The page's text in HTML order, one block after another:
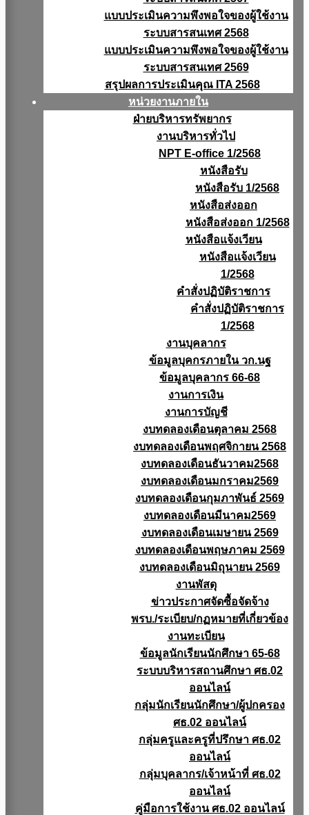
แบบประเมินความพึงพอใจของผู้ใช้งาน
ระบบสารสนเทศ 2568
แบบประเมินความพึงพอใจของผู้ใช้งาน
ระบบสารสนเทศ 2569
สรุปผลการประเมินคุณ ITA 2568
หน่วยงานภายใน
ฝ่ายบริหารทรัพยากร
งานบริหารทั่วไป
NPT E-office 1/2568
หนังสือรับ
หนังสือรับ 1/2568
หนังสือส่งออก
หนังสือส่งออก 1/2568
หนังสือแจ้งเวียน
หนังสือเเจ้งเวียน
1/2568
คำสั่งปฏิบัติราชการ
คำสั่งปฏิบัติราชการ
1/2568
งานบุคลากร
ข้อมูลบุคกรภายใน วก.นฐ
ข้อมูลบุคลากร 66-68
งานการเงิน
งานการบัญชี
งบทดลองเดือนตุลาคม 2568
งบทดลองเดือนพฤศจิกายน 2568
งบทดลองเดือนธันวาคม2568
งบทดลองเดือนมกราคม2569
งบทดลองเดือนกุมภาพันธ์ 2569
งบทดลองเดือนมีนาคม2569
งบทดลองเดือนเมษายน 2569
งบทดลองเดือนพฤษภาคม 2569
งบทดลองเดือนมิถุนายน 2569
งานพัสดุ
ข่าวประกาศจัดซื้อจัดจ้าง
พรบ./ระเบียบ/กฏหมายที่เกี่ยวข้อง
งานทะเบียน
ข้อมูลนักเรียนนักศึกษา 65-68
ระบบบริหารสถานศึกษา ศธ.02
ออนไลน์
กลุ่มนักเรียนนักศึกษา/ผู้ปกครอง
ศธ.02 ออนไลน์
กลุ่มครูและครูที่ปรึกษา ศธ.02
ออนไลน์
กลุ่มบุคลากร/เจ้าหน้าที่ ศธ.02
ออนไลน์
คู่มือการใช้งาน ศธ.02 ออนไลน์